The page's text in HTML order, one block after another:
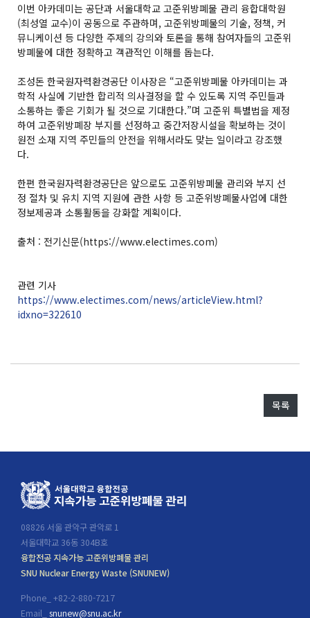
이번 아카데미는 공단과 서울대학교 고준위방폐물 관리 융합대학원
(최성열 교수)이 공동으로 주관하며, 고준위방폐물의 기술, 정책, 커
뮤니케이션 등 다양한 주제의 강의와 토론을 통해 참여자들의 고준위
방폐물에 대한 정확하고 객관적인 이해를 돕는다.
조성돈 한국원자력환경공단 이사장은 “고준위방폐물 아카데미는 과
학적 사실에 기반한 합리적 의사결정을 할 수 있도록 지역 주민들과
소통하는 좋은 기회가 될 것으로 기대한다.”며 고준위 특별법을 제정
하여 고준위방폐장 부지를 선정하고 중간저장시설을 확보하는 것이
원전 소재 지역 주민들의 안전을 위해서라도 맞는 일이라고 강조했
다.
한편 한국원자력환경공단은 앞으로도 고준위방폐물 관리와 부지 선
정 절차 및 유치 지역 지원에 관한 사항 등 고준위방폐물사업에 대한
정보제공과 소통활동을 강화할 계획이다.
출처 : 전기신문(https://www.electimes.com)
관련 기사
https://www.electimes.com/news/articleView.html?
idxno=322610
목록
08826 서울 관악구 관악로 1
서울대학교 36동 304B호
융합전공 지속가능 고준위방폐물 관리
SNU Nuclear Energy Waste (SNUNEW)
Phone_ +82-2-880-7217
Email_ snunew@snu.ac.kr